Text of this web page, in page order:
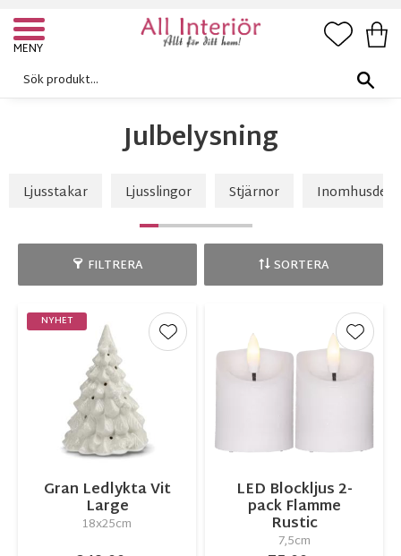
Meny
Julbelysning
Ljusstakar Ljusslingor Stjärnor
FILTRERA SORTERA
Gran Ledlykta Vit
Large
18x25cm
NYHET
Lägg till i favoriter
LED Blockljus 2-
pack Flamme
Rustic
7,5cm
Lägg